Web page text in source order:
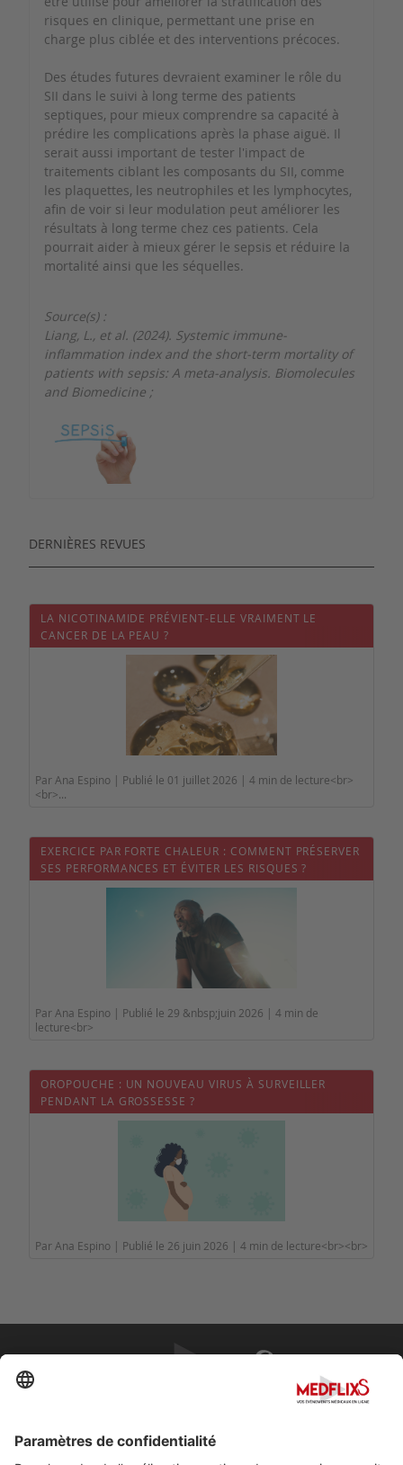
risques en clinique, permettant une prise en
charge plus ciblée et des interventions précoces.
Des études futures devraient examiner le rôle du
SII dans le suivi à long terme des patients
septiques, pour mieux comprendre sa capacité à
prédire les complications après la phase aiguë. Il
serait aussi important de tester l'impact de
traitements ciblant les composants du SII, comme
les plaquettes, les neutrophiles et les lymphocytes,
afin de voir si leur modulation peut améliorer les
résultats à long terme chez ces patients. Cela
pourrait aider à mieux gérer le sepsis et réduire la
mortalité ainsi que les séquelles.
Source(s) :
Liang, L., et al. (2024). Systemic immune-
inflammation index and the short-term mortality of
patients with sepsis: A meta-analysis. Biomolecules
and Biomedicine ;
DERNIÈRES REVUES
LA NICOTINAMIDE PRÉVIENT-ELLE VRAIMENT LE
CANCER DE LA PEAU ?
Par Ana Espino | Publié le 01 juillet 2026 | 4 min de lecture<br>
<br>...
EXERCICE PAR FORTE CHALEUR : COMMENT PRÉSERVER
SES PERFORMANCES ET ÉVITER LES RISQUES ?
Par Ana Espino | Publié le 29 &nbsp;juin 2026 | 4 min de
lecture<br>
OROPOUCHE : UN NOUVEAU VIRUS À SURVEILLER
PENDANT LA GROSSESSE ?
Par Ana Espino | Publié le 26 juin 2026 | 4 min de lecture<br><br>
À propos de MedflixS®